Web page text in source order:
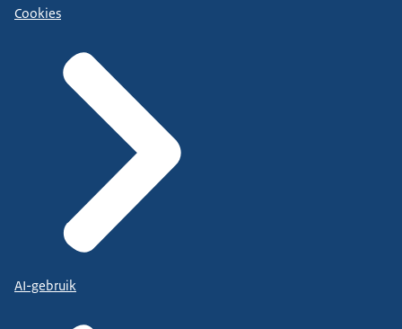
Cookies
AI-gebruik